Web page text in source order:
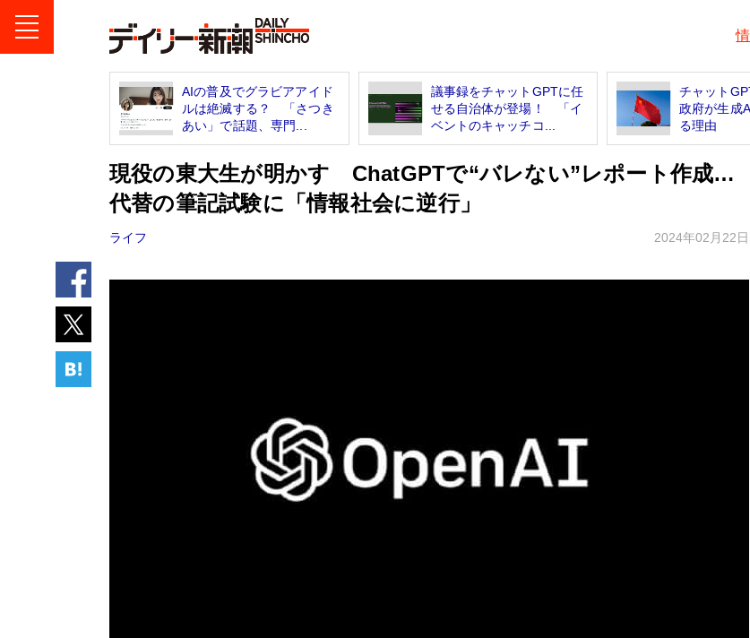
AIの普及でグラビアアイド
ルは絶滅する？ 「さつき
あい」で話題、専門...
議事録をチャットGPTに任
せる自治体が登場！ 「イ
ベントのキャッチコ...
チャット
政府が生成
る理由
現役の東大生が明かす ChatGPTで“バレない”レポート作成…
代替の筆記試験に「情報社会に逆行」
ライフ 2024年02月22日